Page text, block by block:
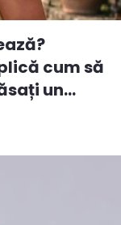
cum să
un